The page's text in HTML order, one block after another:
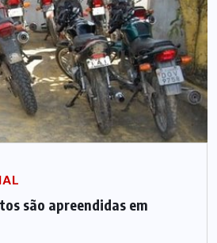
são apreendidas em